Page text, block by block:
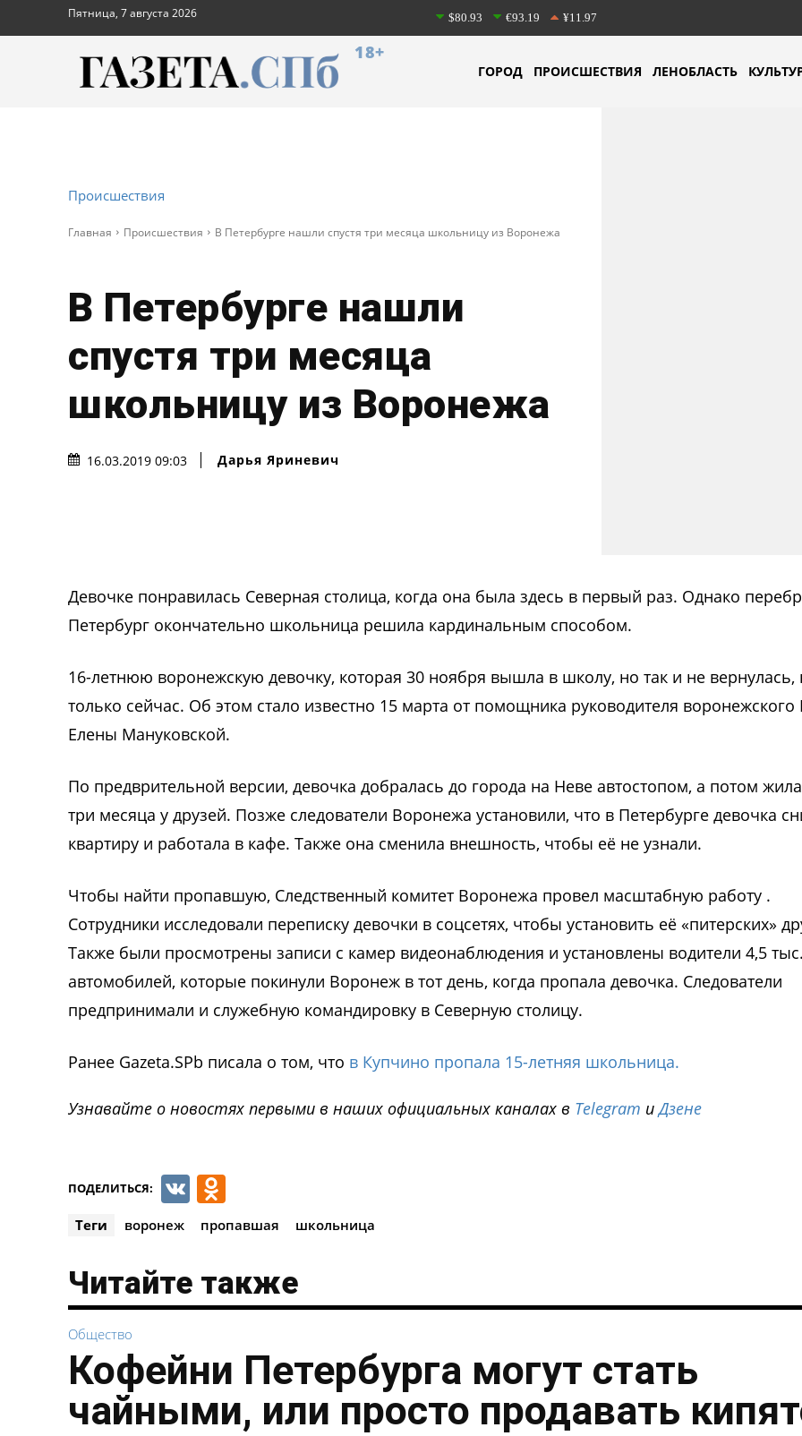
Пятница, 7 августа 2026 $80.93 €93.19 ¥11.97
18+
ГОРОД ПРОИСШЕСТВИЯ ЛЕНОБЛАСТЬ
Происшествия
Главная Происшествия В Петербурге нашли спустя три месяца школьницу из Воронежа
В Петербурге нашли
спустя три месяца
школьницу из Воронежа
16.03.2019 09:03 Дарья Яриневич
Девочке понравилась Северная столица, когда она была здесь в первый раз. Однако
Петербург окончательно школьница решила кардинальным способом.
16-летнюю воронежскую девочку, которая 30 ноября вышла в школу, но так и не
только сейчас. Об этом стало известно 15 марта от помощника руководителя воронежского
Елены Мануковской.
По предврительной версии, девочка добралась до города на Неве автостопом, а потом
три месяца у друзей. Позже следователи Воронежа установили, что в Петербурге девочка
квартиру и работала в кафе. Также она сменила внешность, чтобы её не узнали.
Чтобы найти пропавшую, Следственный комитет Воронежа провел масштабную работу .
Сотрудники исследовали переписку девочки в соцсетях, чтобы установить её «питерских»
Также были просмотрены записи с камер видеонаблюдения и установлены водители 4,5 тыс.
автомобилей, которые покинули Воронеж в тот день, когда пропала девочка. Следователи
предпринимали и служебную командировку в Северную столицу.
Ранее Gazeta.SPb писала о том, что в Купчино пропала 15-летняя школьница.
Узнавайте о новостях первыми в наших официальных каналах в Telegram иДзене
ПОДЕЛИТЬСЯ: VK
Теги воронеж пропавшая школьница
Читайте также
Общество
Кофейни Петербурга могут стать
чайными, или просто продавать